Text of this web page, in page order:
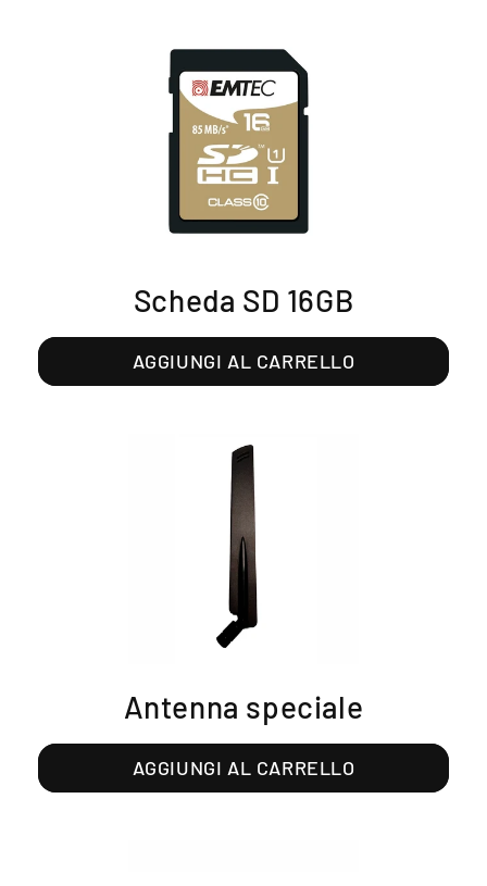
Scheda SD 16GB
AGGIUNGI AL CARRELLO
Antenna speciale
AGGIUNGI AL CARRELLO